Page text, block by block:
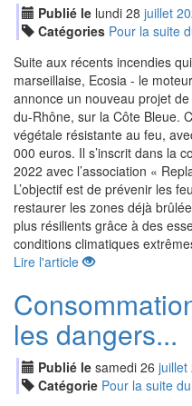
Publié le lundi 28 juillet
Catégories Pour la suite
Suite aux récents incendies
marseillaise, Ecosia - le
annonce un nouveau projet
du-Rhône, sur la Côte Bleue.
végétale résistante au feu,
000 euros. Il s’inscrit dans la
2022 avec l’association «
L’objectif est de prévenir les
restaurer les zones déjà
plus résilients grâce à des
conditions climatiques
Lire l'article
les dangers...
Publié le samedi 26 juillet
Catégorie Pour la suite